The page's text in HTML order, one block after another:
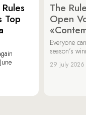
Top
The
Open
Everyone
season’s
29 july 2026